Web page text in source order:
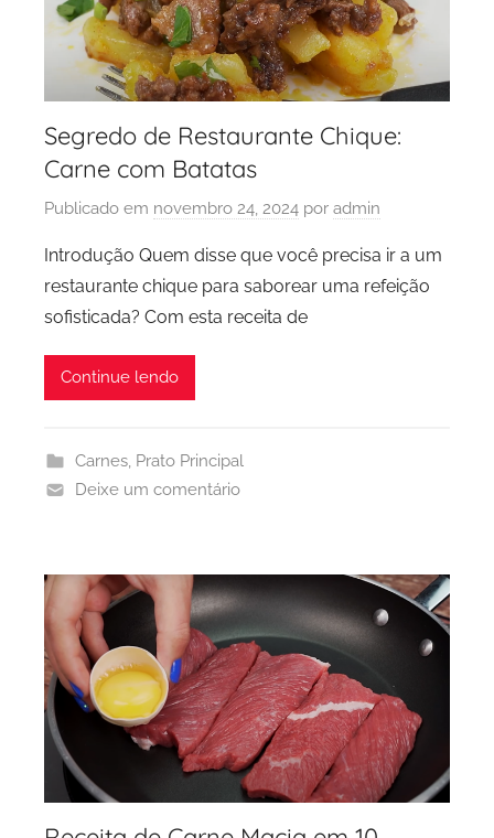
Segredo de Restaurante Chique:
Carne com Batatas
Publicado em novembro 24, 2024 por admin
Introdução Quem disse que você precisa ir a um
restaurante chique para saborear uma refeição
sofisticada? Com esta receita de
Continue lendo
Carnes, Prato Principal
Deixe um comentário